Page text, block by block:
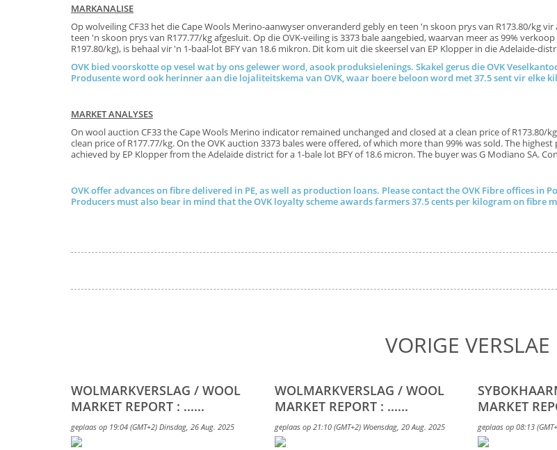
MARKANALISE
Op wolveiling CF33 het die Cape Wools Merino-aanwyser onveranderd gebly en teen 'n skoon prys van R173.80/kg
teen 'n skoon prys van R177.77/kg afgesluit. Op die OVK-veiling is 3373 bale aangebied, waarvan meer as 99%
R197.80/kg), is behaal vir 'n 1-baal-lot BFY van 18.6 mikron. Dit kom uit die skeersel van EP Klopper in die Adelaide-
OVK bied voorskotte op vesel wat by ons gelewer word, asook produksielenings. Skakel gerus die OVK
Produsente word ook herinner aan die lojaliteitskema van OVK, waar boere beloon word met 37.5 sent vir
MARKET ANALYSES
On wool auction CF33 the Cape Wools Merino indicator remained unchanged and closed at a clean price of
clean price of R177.77/kg. On the OVK auction 3373 bales were offered, of which more than 99% was sold. The
achieved by EP Klopper from the Adelaide district for a 1-bale lot BFY of 18.6 micron. The buyer was G
OVK offer advances on fibre delivered in PE, as well as production loans. Please contact the OVK Fibre offices
Producers must also bear in mind that the OVK loyalty scheme awards farmers 37.5 cents per kilogram on fibre
VORIGE VERSLAE
WOLMARKVERSLAG / WOOL
MARKET REPORT : ......
geplaas op 19:04 (GMT+2) Dinsdag, 26 Aug. 2025
WOLMARKVERSLAG / WOOL
MARKET REPORT : ......
geplaas op 21:10 (GMT+2) Woensdag, 20 Aug. 2025
MARKET
geplaas op 08:13